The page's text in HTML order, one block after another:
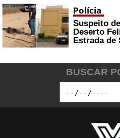
Polícia
Suspeito
Deserto
Estrada de
BUSCAR